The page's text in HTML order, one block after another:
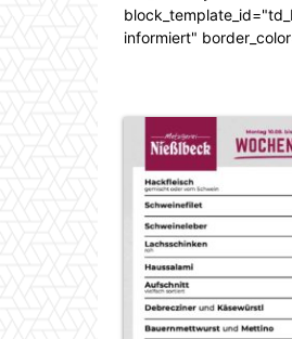
informiert"